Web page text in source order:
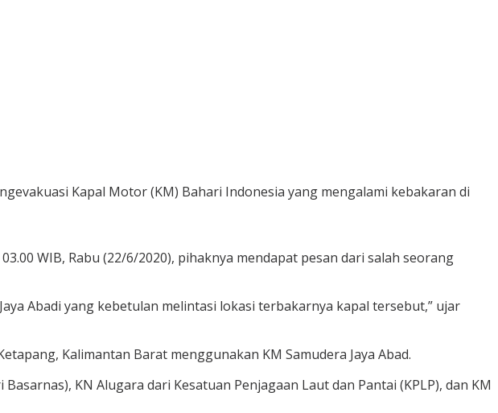
Kapal Motor (KM) Bahari Indonesia yang mengalami kebakaran di
WIB, Rabu (22/6/2020), pihaknya mendapat pesan dari salah seorang
Abadi yang kebetulan melintasi lokasi terbakarnya kapal tersebut,” ujar
Kalimantan Barat menggunakan KM Samudera Jaya Abad.
KN Alugara dari Kesatuan Penjagaan Laut dan Pantai (KPLP), dan KM